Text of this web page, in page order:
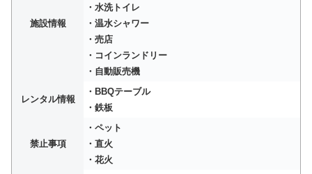
施設情報
・水洗トイレ
・温水シャワー
・売店
・コインランドリー
・自動販売機
レンタル情報
・BBQテーブル
・鉄板
禁止事項
・ペット
・直火
・花火